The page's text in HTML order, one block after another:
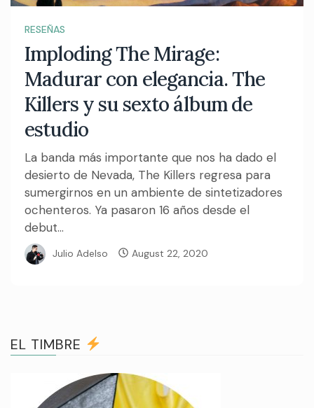
RESEÑAS
Imploding The Mirage:
Madurar con elegancia. The
Killers y su sexto álbum de
estudio
La banda más importante que nos ha dado el
desierto de Nevada, The Killers regresa para
sumergirnos en un ambiente de sintetizadores
ochenteros. Ya pasaron 16 años desde el
debut...
Julio Adelso August 22, 2020
EL TIMBRE